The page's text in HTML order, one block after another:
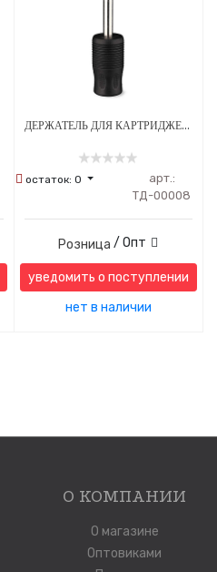
ДЕРЖАТЕЛЬ ДЛЯ КАРТРИДЖЕЙ EZ TATTOO 25 ММ ОДНОРАЗОВЫЙ СТЕРИЛЬНЫЙ ЧЕРНЫЙ
остаток:0
арт.:
ТД-00008
Розница / Опт
уведомить о поступлении
нет в наличии
О КОМПАНИИ
О магазине
Оптовиками